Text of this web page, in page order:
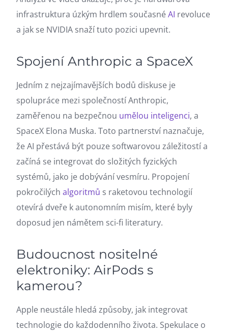
infrastruktura úzkým hrdlem současnéAI revoluce
a jak se NVIDIA snaží tuto pozici upevnit.
Spojení Anthropic a SpaceX
Jedním z nejzajímavějších bodů diskuse je
spolupráce mezi společností Anthropic,
zaměřenou na bezpečnou umělou inteligenci, a
SpaceX Elona Muska. Toto partnerství naznačuje,
že AI přestává být pouze softwarovou záležitostí a
začíná se integrovat do složitých fyzických
systémů, jako je dobývání vesmíru. Propojení
pokročilých algoritmů s raketovou technologií
otevírá dveře k autonomním misím, které byly
doposud jen námětem sci-fi literatury.
Budoucnost nositelné
elektroniky: AirPods s
kamerou?
Apple neustále hledá způsoby, jak integrovat
technologie do každodenního života. Spekulace o